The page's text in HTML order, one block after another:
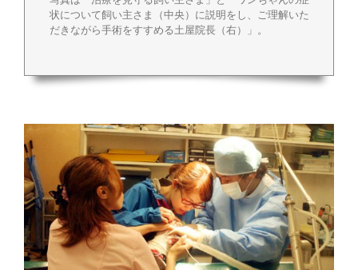
状について飼い主さま（中央）に説明をし、ご理解いた
だきながら手術をすすめる土屋院長（右）」。